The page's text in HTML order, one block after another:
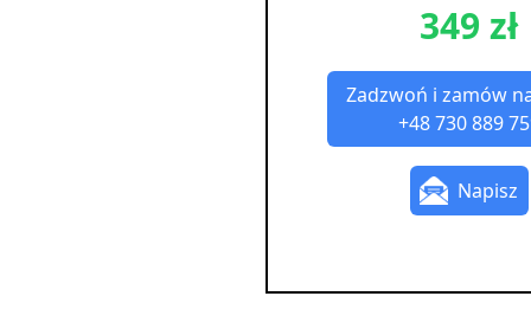
349 zł
Zadzwoń i zamów
+48 730 889
Napisz